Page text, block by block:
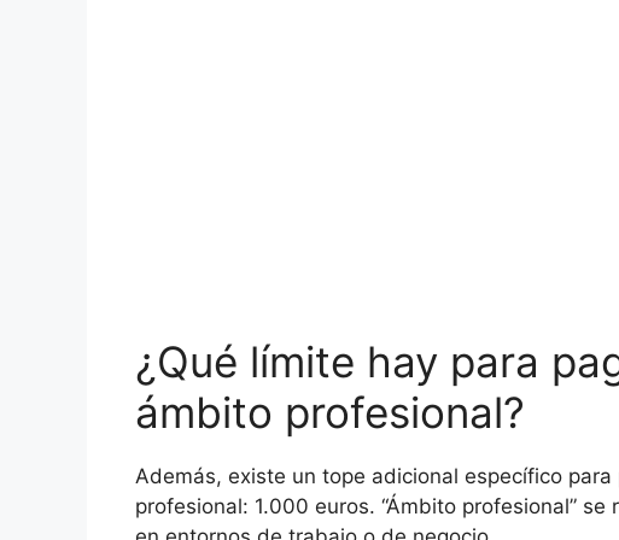
¿Qué límite hay para
ámbito profesional?
Además, existe un tope adicional específico
profesional: 1.000 euros. “Ámbito profesional”